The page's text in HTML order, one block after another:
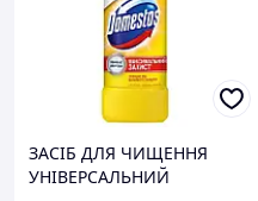
ЗАСІБ ДЛЯ ЧИЩЕННЯ
УНІВЕРСАЛЬНИЙ